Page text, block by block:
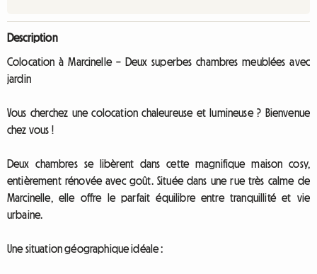
Description
Colocation à Marcinelle – Deux superbes chambres meublées avec
jardin
Vous cherchez une colocation chaleureuse et lumineuse ? Bienvenue
chez vous !
Deux chambres se libèrent dans cette magnifique maison cosy,
entièrement rénovée avec goût. Située dans une rue très calme de
Marcinelle, elle offre le parfait équilibre entre tranquillité et vie
urbaine.
Une situation géographique idéale :